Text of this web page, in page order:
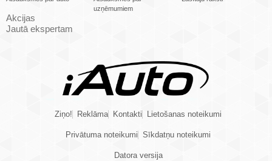
uzņēmumiem
Akcijas
Jautā ekspertam
Ziņo! Reklāma Kontakti Lietošanas noteikumi
Privātuma noteikumi Sīkdatņu noteikumi
Datora versija